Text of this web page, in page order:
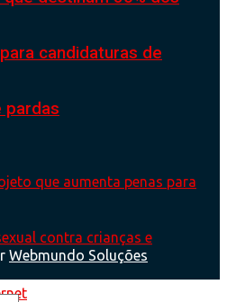
candidaturas de
pardas
Webmundo Soluções